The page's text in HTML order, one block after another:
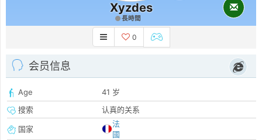
Xyzdes
長時間
0
会员信息
Age
41 岁
搜索
认真的关系
国家
法
國